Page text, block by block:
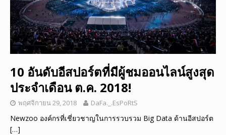
10 อันดับอีสปอร์ตที่มีผู้ชมออนไลน์สูงสุด
ประจำเดือน ต.ค. 2018!
พฤศจิกายน 29, 2018 DaFa._.EsPoRtS
Newzoo องค์กรที่เชี่ยวชาญในการรวบรวม Big Data ด้านอีสปอร์ต
[…]